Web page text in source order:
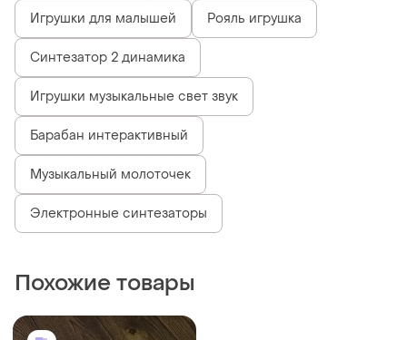
Игрушки для малышей Рояль игрушка
Синтезатор 2 динамика
Игрушки музыкальные свет звук
Барабан интерактивный
Музыкальный молоточек
Электронные синтезаторы
Похожие товары